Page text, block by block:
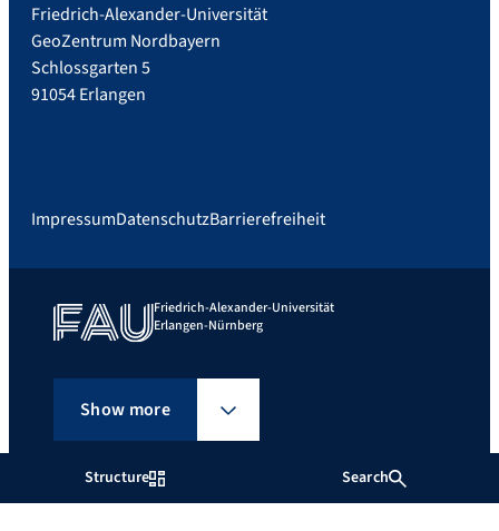
Structure Search
Friedrich-Alexander-Universität
GeoZentrum Nordbayern
Schlossgarten 5
91054 Erlangen
ImpressumDatenschutzBarrierefreiheit
Friedrich-Alexander-Universität
Erlangen-Nürnberg
Show more